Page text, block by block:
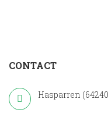
CONTACT
Hasparren